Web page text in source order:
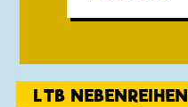
LTB NEBENREIHEN